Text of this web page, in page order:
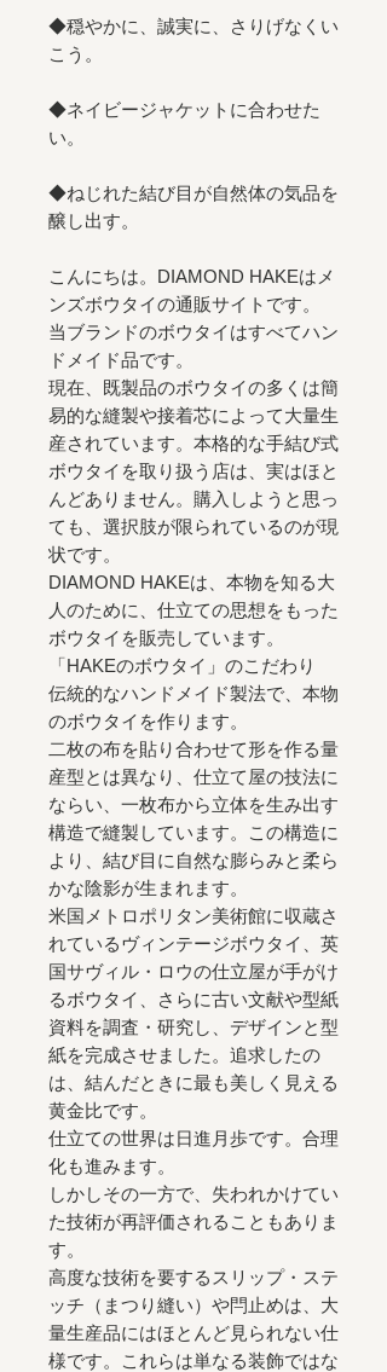
◆穏やかに、誠実に、さりげなくい
こう。
◆ネイビージャケットに合わせた
い。
◆ねじれた結び目が自然体の気品を
醸し出す。
こんにちは。DIAMOND HAKEはメ
ンズボウタイの通販サイトです。
当ブランドのボウタイはすべてハン
ドメイド品です。
現在、既製品のボウタイの多くは簡
易的な縫製や接着芯によって大量生
産されています。本格的な手結び式
ボウタイを取り扱う店は、実はほと
んどありません。購入しようと思っ
ても、選択肢が限られているのが現
状です。
DIAMOND HAKEは、本物を知る大
人のために、仕立ての思想をもった
ボウタイを販売しています。
「HAKEのボウタイ」のこだわり
伝統的なハンドメイド製法で、本物
のボウタイを作ります。
二枚の布を貼り合わせて形を作る量
産型とは異なり、仕立て屋の技法に
ならい、一枚布から立体を生み出す
構造で縫製しています。この構造に
より、結び目に自然な膨らみと柔ら
かな陰影が生まれます。
米国メトロポリタン美術館に収蔵さ
れているヴィンテージボウタイ、英
国サヴィル・ロウの仕立屋が手がけ
るボウタイ、さらに古い文献や型紙
資料を調査・研究し、デザインと型
紙を完成させました。追求したの
は、結んだときに最も美しく見える
黄金比です。
仕立ての世界は日進月歩です。合理
化も進みます。
しかしその一方で、失われかけてい
た技術が再評価されることもありま
す。
高度な技術を要するスリップ・ステ
ッチ（まつり縫い）や閂止めは、大
量生産品にはほとんど見られない仕
様です。これらは単なる装飾ではな